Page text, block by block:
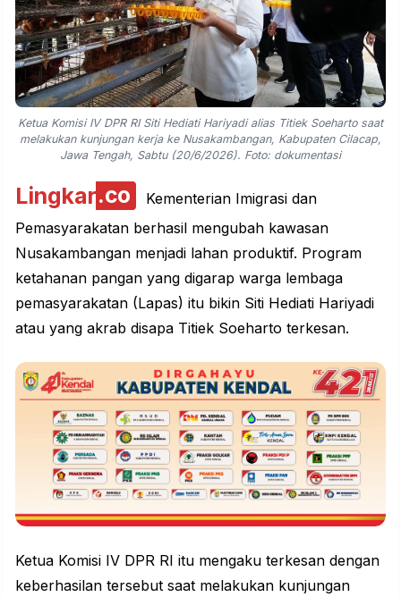
Ketua Komisi IV DPR RI Siti Hediati Hariyadi alias Titiek Soeharto saat
melakukan kunjungan kerja ke Nusakambangan, Kabupaten Cilacap,
Jawa Tengah, Sabtu (20/6/2026). Foto: dokumentasi
Lingkar.co
Kementerian Imigrasi dan
Pemasyarakatan berhasil mengubah kawasan
Nusakambangan menjadi lahan produktif. Program
ketahanan pangan yang digarap warga lembaga
pemasyarakatan (Lapas) itu bikin Siti Hediati Hariyadi
atau yang akrab disapa Titiek Soeharto terkesan.
Ketua Komisi IV DPR RI itu mengaku terkesan dengan
keberhasilan tersebut saat melakukan kunjungan